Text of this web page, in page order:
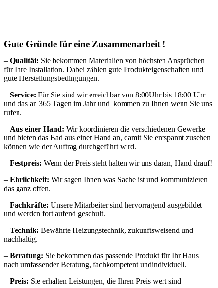
Gute Gründe für eine Zusammenarbeit !
– Qualität: Sie bekommen Materialien von höchsten Ansprüchen
für Ihre Installation. Dabei zählen gute Produkteigenschaften und
gute Herstellungsbedingungen.
– Service: Für Sie sind wir erreichbar von 8:00Uhr bis 18:00 Uhr
und das an 365 Tagen im Jahr und kommen zu Ihnen wenn Sie uns
rufen.
– Aus einer Hand: Wir koordinieren die verschiedenen Gewerke
und bieten das Bad aus einer Hand an, damit Sie entspannt zusehen
können wie der Auftrag durchgeführt wird.
– Festpreis: Wenn der Preis steht halten wir uns daran, Hand drauf!
– Ehrlichkeit: Wir sagen Ihnen was Sache ist und kommunizieren
das ganz offen.
– Fachkräfte: Unsere Mitarbeiter sind hervorragend ausgebildet
und werden fortlaufend geschult.
– Technik: Bewährte Heizungstechnik, zukunftsweisend und
nachhaltig.
– Beratung: Sie bekommen das passende Produkt für Ihr Haus
nach umfassender Beratung, fachkompetent undindividuell.
– Preis: Sie erhalten Leistungen, die Ihren Preis wert sind.